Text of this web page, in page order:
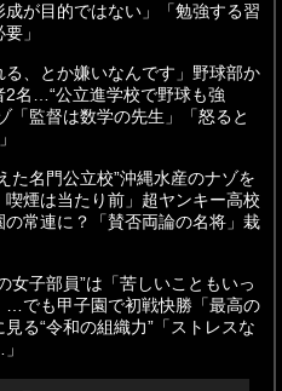
成が目的ではない」「勉強する習
」
る、とか嫌いなんです」野球部か
2名…“公立進学校で野球も強
「監督は数学の先生」「怒ると
た名門公立校”沖縄水産のナゾを
喫煙は当たり前」超ヤンキー高校
の常連に？「賛否両論の名将」栽
女子部員”は「苦しいこともいっ
…でも甲子園で初戦快勝「最高の
る“令和の組織力”「ストレスな